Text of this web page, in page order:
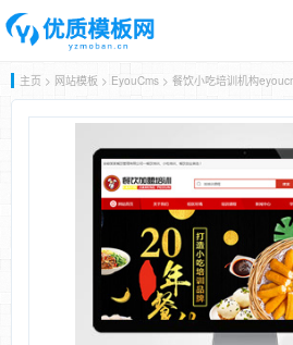
主页 > 网站模板 > EyouCms > 餐饮小吃培训机构